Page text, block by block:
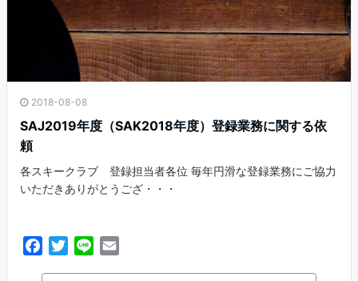
2018-08-08
SAJ2019年度（SAK2018年度）登録業務に関する依
頼
各スキークラブ 登録担当者各位 毎年円滑な登録業務にご協力
いただきありがとうござ・・・